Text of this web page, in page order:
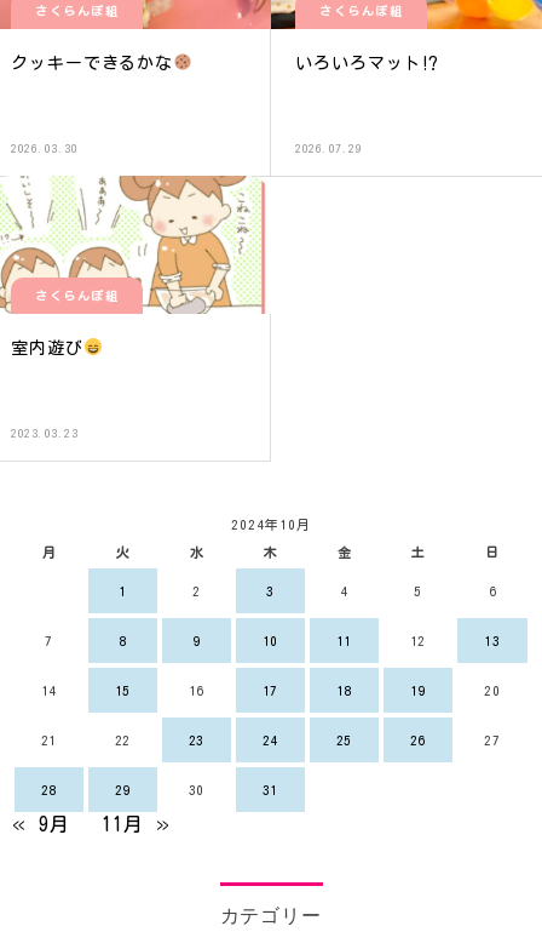
さくらんぼ組
クッキーできるかな
2026.03.30
さくらんぼ組
いろいろマット⁉︎
2026.07.29
さくらんぼ組
室内遊び
2023.03.23
2024年10月
月 火 水 木 金 土 日
1 2 3 4 5 6
7 8 9 10 11 12 13
14 15 16 17 18 19 20
21 22 23 24 25 26 27
28 29 30 31
« 9月 11月 »
カテゴリー